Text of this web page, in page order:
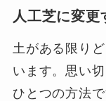
人工芝に変更
土がある限り
います。思い
ひとつの方法で